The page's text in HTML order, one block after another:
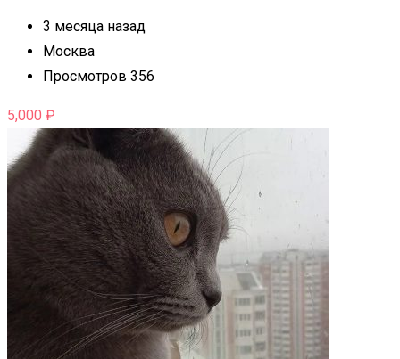
3 месяца назад
Москва
Просмотров 356
5,000 ₽